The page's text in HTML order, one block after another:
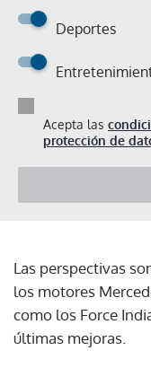
Deportes
Acepta las
protección de
Las perspectivas
los motores
como los Force
últimas mejoras.